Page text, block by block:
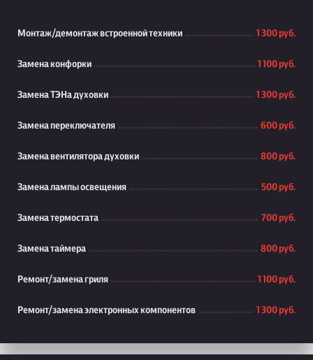
Монтаж/демонтаж встроенной техники 1 300 руб.
Замена конфорки 1 100 руб.
Замена ТЭНа духовки 1 300 руб.
Замена переключателя 600 руб.
Замена вентилятора духовки 800 руб.
Замена лампы освещения 500 руб.
Замена термостата 700 руб.
Замена таймера 800 руб.
Ремонт/замена гриля 1 100 руб.
Ремонт/замена электронных компонентов 1 300 руб.